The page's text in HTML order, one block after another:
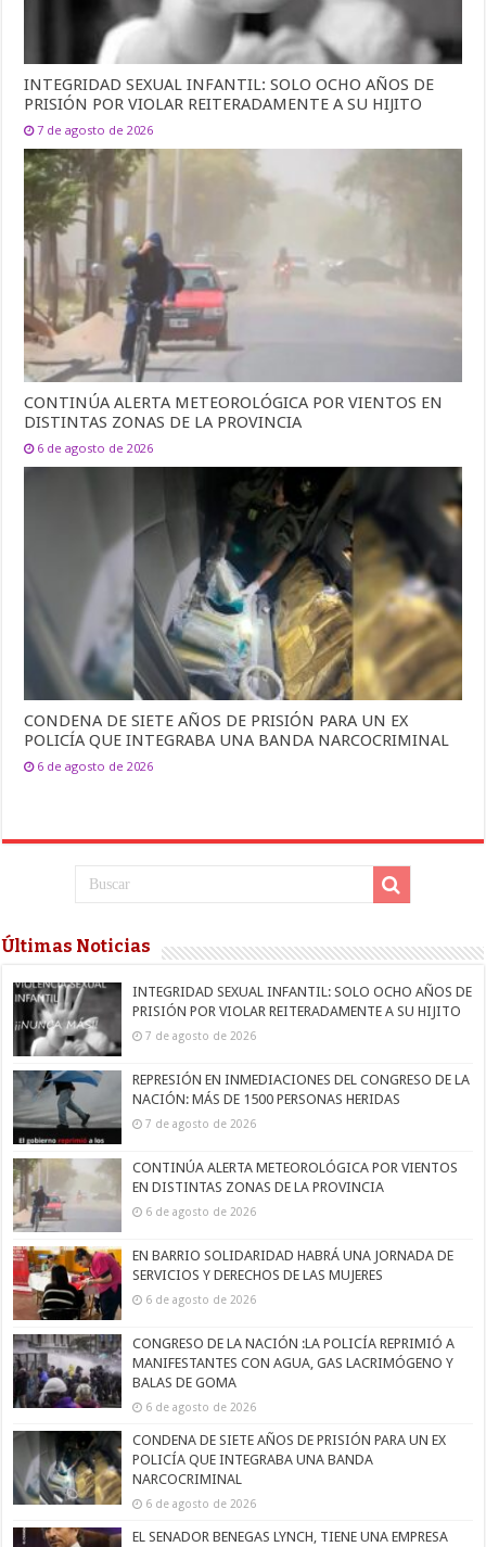
INTEGRIDAD SEXUAL INFANTIL: SOLO OCHO AÑOS DE
PRISIÓN POR VIOLAR REITERADAMENTE A SU HIJITO
7 de agosto de 2026
CONTINÚA ALERTA METEOROLÓGICA POR VIENTOS EN
DISTINTAS ZONAS DE LA PROVINCIA
6 de agosto de 2026
CONDENA DE SIETE AÑOS DE PRISIÓN PARA UN EX
POLICÍA QUE INTEGRABA UNA BANDA NARCOCRIMINAL
6 de agosto de 2026
Últimas Noticias
INTEGRIDAD SEXUAL INFANTIL: SOLO OCHO AÑOS DE
PRISIÓN POR VIOLAR REITERADAMENTE A SU HIJITO
7 de agosto de 2026
REPRESIÓN EN INMEDIACIONES DEL CONGRESO DE LA
NACIÓN: MÁS DE 1500 PERSONAS HERIDAS
7 de agosto de 2026
CONTINÚA ALERTA METEOROLÓGICA POR VIENTOS
EN DISTINTAS ZONAS DE LA PROVINCIA
6 de agosto de 2026
EN BARRIO SOLIDARIDAD HABRÁ UNA JORNADA DE
SERVICIOS Y DERECHOS DE LAS MUJERES
6 de agosto de 2026
CONGRESO DE LA NACIÓN :LA POLICÍA REPRIMIÓ A
MANIFESTANTES CON AGUA, GAS LACRIMÓGENO Y
BALAS DE GOMA
6 de agosto de 2026
CONDENA DE SIETE AÑOS DE PRISIÓN PARA UN EX
POLICÍA QUE INTEGRABA UNA BANDA
NARCOCRIMINAL
6 de agosto de 2026
EL SENADOR BENEGAS LYNCH, TIENE UNA EMPRESA